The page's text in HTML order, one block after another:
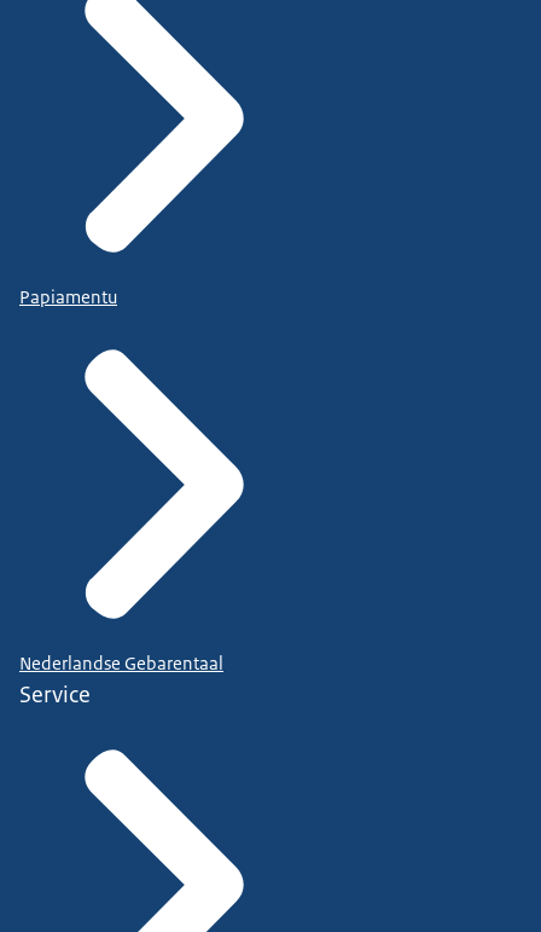
Papiamentu
Nederlandse Gebarentaal
Service